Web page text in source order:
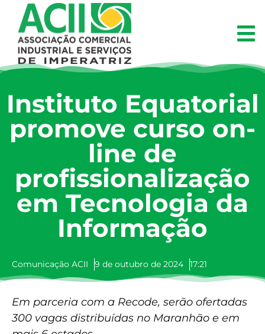
Instituto Equatorial
promove curso on-
line de
profissionalização
em Tecnologia da
Informação
Comunicação ACII 9 de outubro de 2024 17:21
Em parceria com a Recode, serão ofertadas
300 vagas distribuídas no Maranhão e em